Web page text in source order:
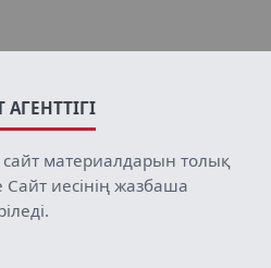
АГЕНТТІГІ
материалдарын толық
Сайт иесінің жазбаша